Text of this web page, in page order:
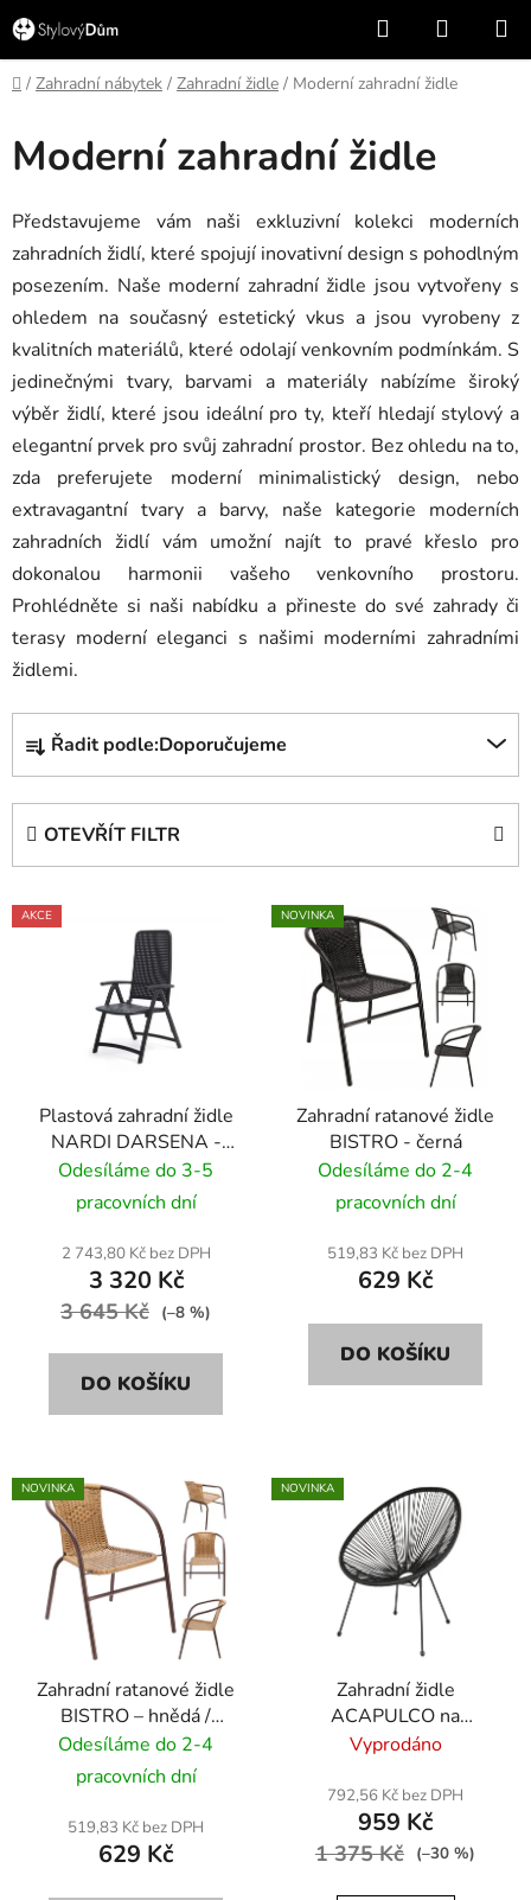
Přejít
na
obsah
Hledat
KOŠÍK
Domů
/ Zahradní nábytek / Zahradní židle / Moderní zahradní židle
Moderní zahradní židle
Představujeme vám naši exkluzivní kolekci moderních
zahradních židlí, které spojují inovativní design s pohodlným
posezením. Naše moderní zahradní židle jsou vytvořeny s
ohledem na současný estetický vkus a jsou vyrobeny z
kvalitních materiálů, které odolají venkovním podmínkám. S
jedinečnými tvary, barvami a materiály nabízíme široký
výběr židlí, které jsou ideální pro ty, kteří hledají stylový a
elegantní prvek pro svůj zahradní prostor. Bez ohledu na to,
zda preferujete moderní minimalistický design, nebo
extravagantní tvary a barvy, naše kategorie moderních
zahradních židlí vám umožní najít to pravé křeslo pro
dokonalou harmonii vašeho venkovního prostoru.
Prohlédněte si naši nabídku a přineste do své zahrady či
terasy moderní eleganci s našimi moderními zahradními
židlemi.
Ř
z
p
Řadit podle:Doporučujeme
OTEVŘÍT FILTR
V
ý
AKCE
Plastová zahradní židle
NARDI DARSENA -
antracite/ antracitově
Odesíláme do 3-5
pracovních dní
2 743,80 Kč bez DPH
3 320 Kč
3 645 Kč (–8 %)
DO KOŠÍKU
NOVINKA
Zahradní ratanové židle
BISTRO - černá
Odesíláme do 2-4
pracovních dní
519,83 Kč bez DPH
629 Kč
DO KOŠÍKU
NOVINKA
Zahradní ratanové židle
BISTRO – hnědá /
béžová
Odesíláme do 2-4
pracovních dní
519,83 Kč bez DPH
629 Kč
NOVINKA
Zahradní židle
ACAPULCO na
balkon/terasu – černá
Vyprodáno
792,56 Kč bez DPH
959 Kč
1 375 Kč (–30 %)